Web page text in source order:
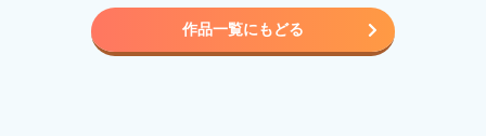
作品一覧にもどる